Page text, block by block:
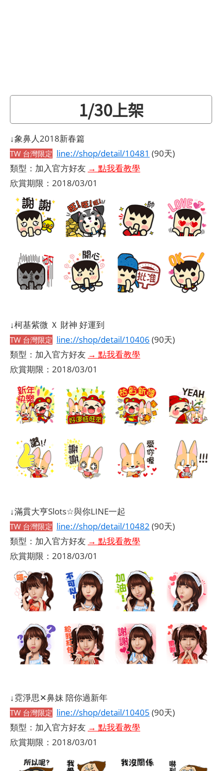
1/30上架
↓象鼻人2018新春篇
TW 台灣限定 line://shop/detail/10481 (90天)
類型：加入官方好友 → 點我看教學
欣賞期限：2018/03/01
↓柯基紫微 Ｘ 財神 好運到
TW 台灣限定 line://shop/detail/10406 (90天)
類型：加入官方好友 → 點我看教學
欣賞期限：2018/03/01
↓滿貫大亨Slots☆與你LINE一起
TW 台灣限定 line://shop/detail/10482 (90天)
類型：加入官方好友 → 點我看教學
欣賞期限：2018/03/01
↓霓淨思✕鼻妹 陪你過新年
TW 台灣限定 line://shop/detail/10405 (90天)
類型：加入官方好友 → 點我看教學
欣賞期限：2018/03/01